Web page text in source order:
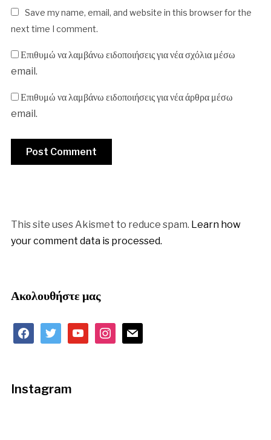
Save my name, email, and website in this browser for the
next time I comment.
Επιθυμώ να λαμβάνω ειδοποιήσεις για νέα σχόλια μέσω
email.
Επιθυμώ να λαμβάνω ειδοποιήσεις για νέα άρθρα μέσω
email.
This site uses Akismet to reduce spam. Learn how
your comment data is processed.
Ακολουθήστε μας
facebooktwitteryoutubeinstagram
mail
Instagram